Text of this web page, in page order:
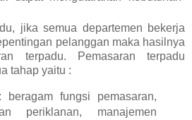
jika semua departemen bekerja
pelanggan maka hasilnya
terpadu. Pemasaran terpadu
tahap yaitu :
beragam fungsi pemasaran,
periklanan, manajemen